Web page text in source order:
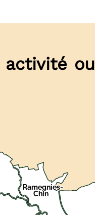
activité
Ramegnies-
Chin